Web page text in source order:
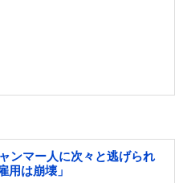
ンマー人に次々と逃げられ
用は崩壊」